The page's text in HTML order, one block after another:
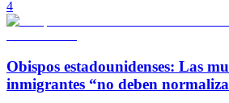
4
Obispos estadounidenses: Las
inmigrantes “no deben